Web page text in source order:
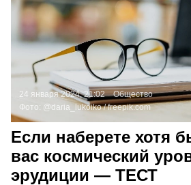
24 января 2024, 21:02
Общество
Фото: @daria_lukoiko /freepik.com
Если наберете хотя
вас космический
эрудиции — ТЕСТ